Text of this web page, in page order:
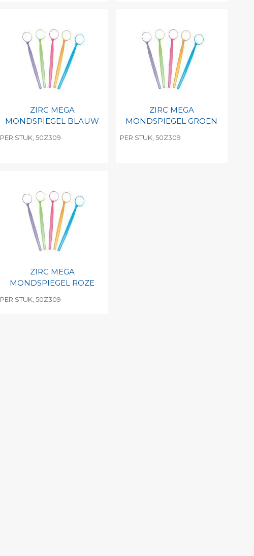
Print barcode
Print barcode
ZIRC MEGA
MONDSPIEGEL BLAUW
PER STUK, 50Z309
Print barcode
ZIRC MEGA
MONDSPIEGEL GROEN
PER STUK, 50Z309
ZIRC MEGA
MONDSPIEGEL ROZE
PER STUK, 50Z309